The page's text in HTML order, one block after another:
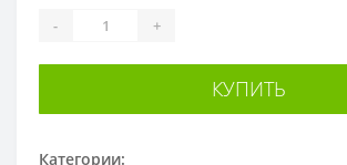
Категории:
- +
КУПИТЬ